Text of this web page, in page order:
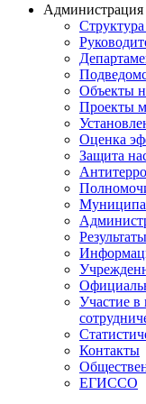
Администрация
Объекты
Проекты
Оценка
Защита
Участие в
Контакты
ЕГИССО